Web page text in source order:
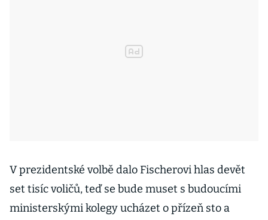
V prezidentské volbě dalo Fischerovi hlas devět
set tisíc voličů, teď se bude muset s budoucími
ministerskými kolegy ucházet o přízeň sto a